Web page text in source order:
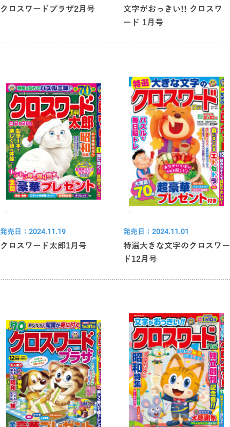
クロスワードプラザ2月号
文字がおっきい!! クロスワ
ード 1月号
発売日：2024.11.19
クロスワード太郎1月号
発売日：2024.11.01
特選大きな文字のクロスワー
ド12月号